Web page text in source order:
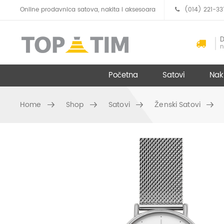
Online prodavnica satova, nakita i aksesoara (014) 221-
Početna Satovi
Home Shop Satovi Ženski Satovi